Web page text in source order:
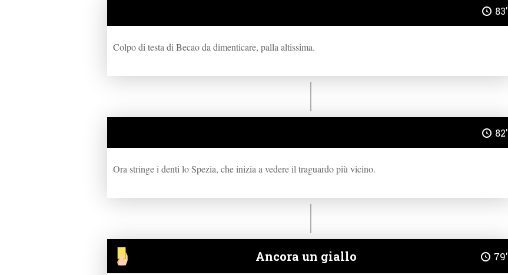
83'
Colpo di testa di Becao da dimenticare, palla altissima.
82'
Ora stringe i denti lo Spezia, che inizia a vedere il traguardo più vicino.
Ancora un giallo 79'